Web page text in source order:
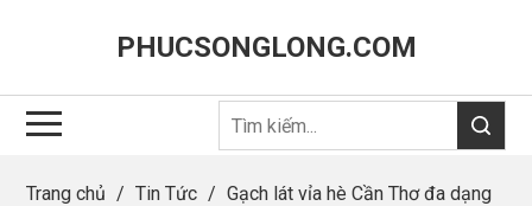
PHUCSONGLONG.COM
Trang chủ / Tin Tức / Gạch lát vỉa hè Cần Thơ đa dạng